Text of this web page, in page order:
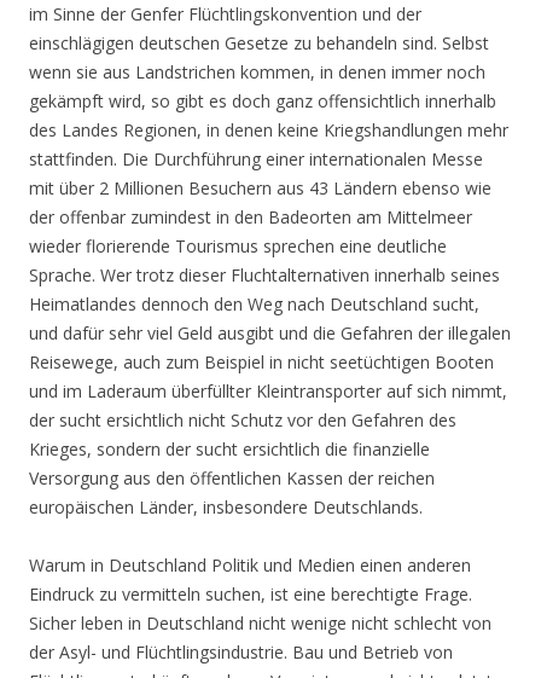
im Sinne der Genfer Flüchtlingskonvention und der
einschlägigen deutschen Gesetze zu behandeln sind. Selbst
wenn sie aus Landstrichen kommen, in denen immer noch
gekämpft wird, so gibt es doch ganz offensichtlich innerhalb
des Landes Regionen, in denen keine Kriegshandlungen mehr
stattfinden. Die Durchführung einer internationalen Messe
mit über 2 Millionen Besuchern aus 43 Ländern ebenso wie
der offenbar zumindest in den Badeorten am Mittelmeer
wieder florierende Tourismus sprechen eine deutliche
Sprache. Wer trotz dieser Fluchtalternativen innerhalb seines
Heimatlandes dennoch den Weg nach Deutschland sucht,
und dafür sehr viel Geld ausgibt und die Gefahren der illegalen
Reisewege, auch zum Beispiel in nicht seetüchtigen Booten
und im Laderaum überfüllter Kleintransporter auf sich nimmt,
der sucht ersichtlich nicht Schutz vor den Gefahren des
Krieges, sondern der sucht ersichtlich die finanzielle
Versorgung aus den öffentlichen Kassen der reichen
europäischen Länder, insbesondere Deutschlands.
Warum in Deutschland Politik und Medien einen anderen
Eindruck zu vermitteln suchen, ist eine berechtigte Frage.
Sicher leben in Deutschland nicht wenige nicht schlecht von
der Asyl- und Flüchtlingsindustrie. Bau und Betrieb von